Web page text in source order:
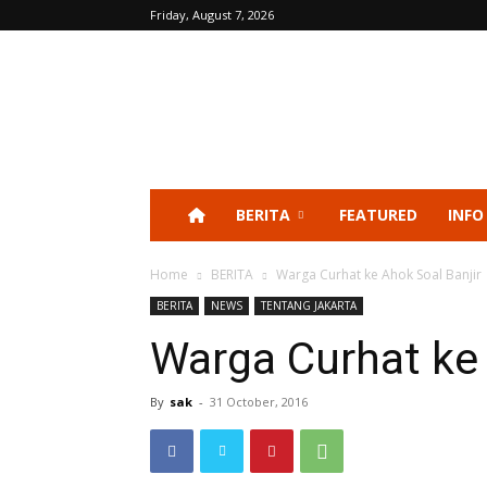
Friday, August 7, 2026
BERITA FEATURED
Home BERITA Warga Curhat ke Ahok Soal Banjir
BERITA NEWS TENTANG JAKARTA
Warga Curhat
By sak - 31 October, 2016